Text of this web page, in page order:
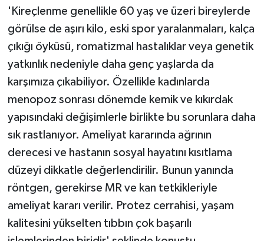
'Kireçlenme genellikle 60 yaş ve üzeri bireylerde
görülse de aşırı kilo, eski spor yaralanmaları, kalça
çıkığı öyküsü, romatizmal hastalıklar veya genetik
yatkınlık nedeniyle daha genç yaşlarda da
karşımıza çıkabiliyor. Özellikle kadınlarda
menopoz sonrası dönemde kemik ve kıkırdak
yapısındaki değişimlerle birlikte bu sorunlara daha
sık rastlanıyor. Ameliyat kararında ağrının
derecesi ve hastanın sosyal hayatını kısıtlama
düzeyi dikkatle değerlendirilir. Bunun yanında
röntgen, gerekirse MR ve kan tetkikleriyle
ameliyat kararı verilir. Protez cerrahisi, yaşam
kalitesini yükselten tıbbın çok başarılı
SPOR HABERLERİ
TEKNOLOJİ
Turizm
ÜLKE GÜNDEMİ
YAŞAM
YEREL
Yerel Haberler